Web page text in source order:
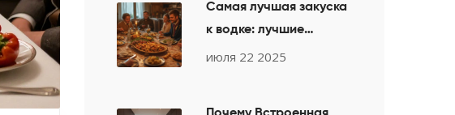
Самая лучшая закуска
к водке: лучшие
рецепты, традиции и
июля 22 2025